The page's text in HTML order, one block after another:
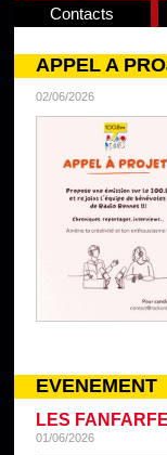
Contacts
APPEL A
02/06/2026
EVENEMENT
LES
01/06/2026